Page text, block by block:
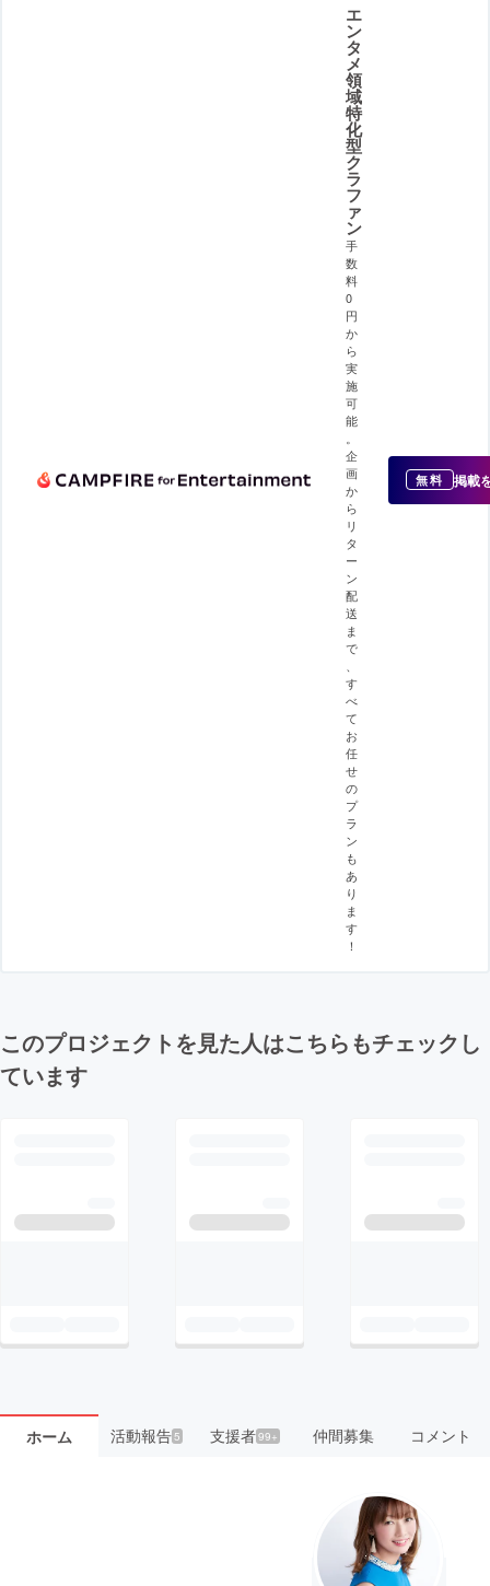
エ
ン
タ
メ
領
域
特
化
型
ク
ラ
フ
ァ
ン
手
数
料
0
円
か
ら
実
施
可
能
企
画
か
ら
リ
タ
ー
ン
配
送
ま
で
す
べ
て
お
任
せ
の
プ
ラ
ン
も
あ
り
ま
す
！
無料 掲載
このプロジェクトを見た人はこちらもチェックし
ています
ホーム 活動報告5 支援者99+ 仲間募集 コメント